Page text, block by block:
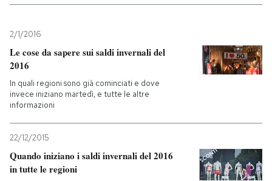
Internet
Scienza
Economia
Sport
Media
Altrecose
PODCAST
2/1/2016
Le cose da sapere sui saldi invernali del
2016
In quali regioni sono già cominciati e dove
invece iniziano martedì, e tutte le altre
informazioni
22/12/2015
Quando iniziano i saldi invernali del 2016
in tutte le regioni